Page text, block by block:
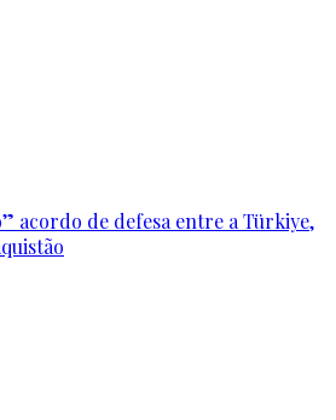
acordo de defesa entre a Türkiye,